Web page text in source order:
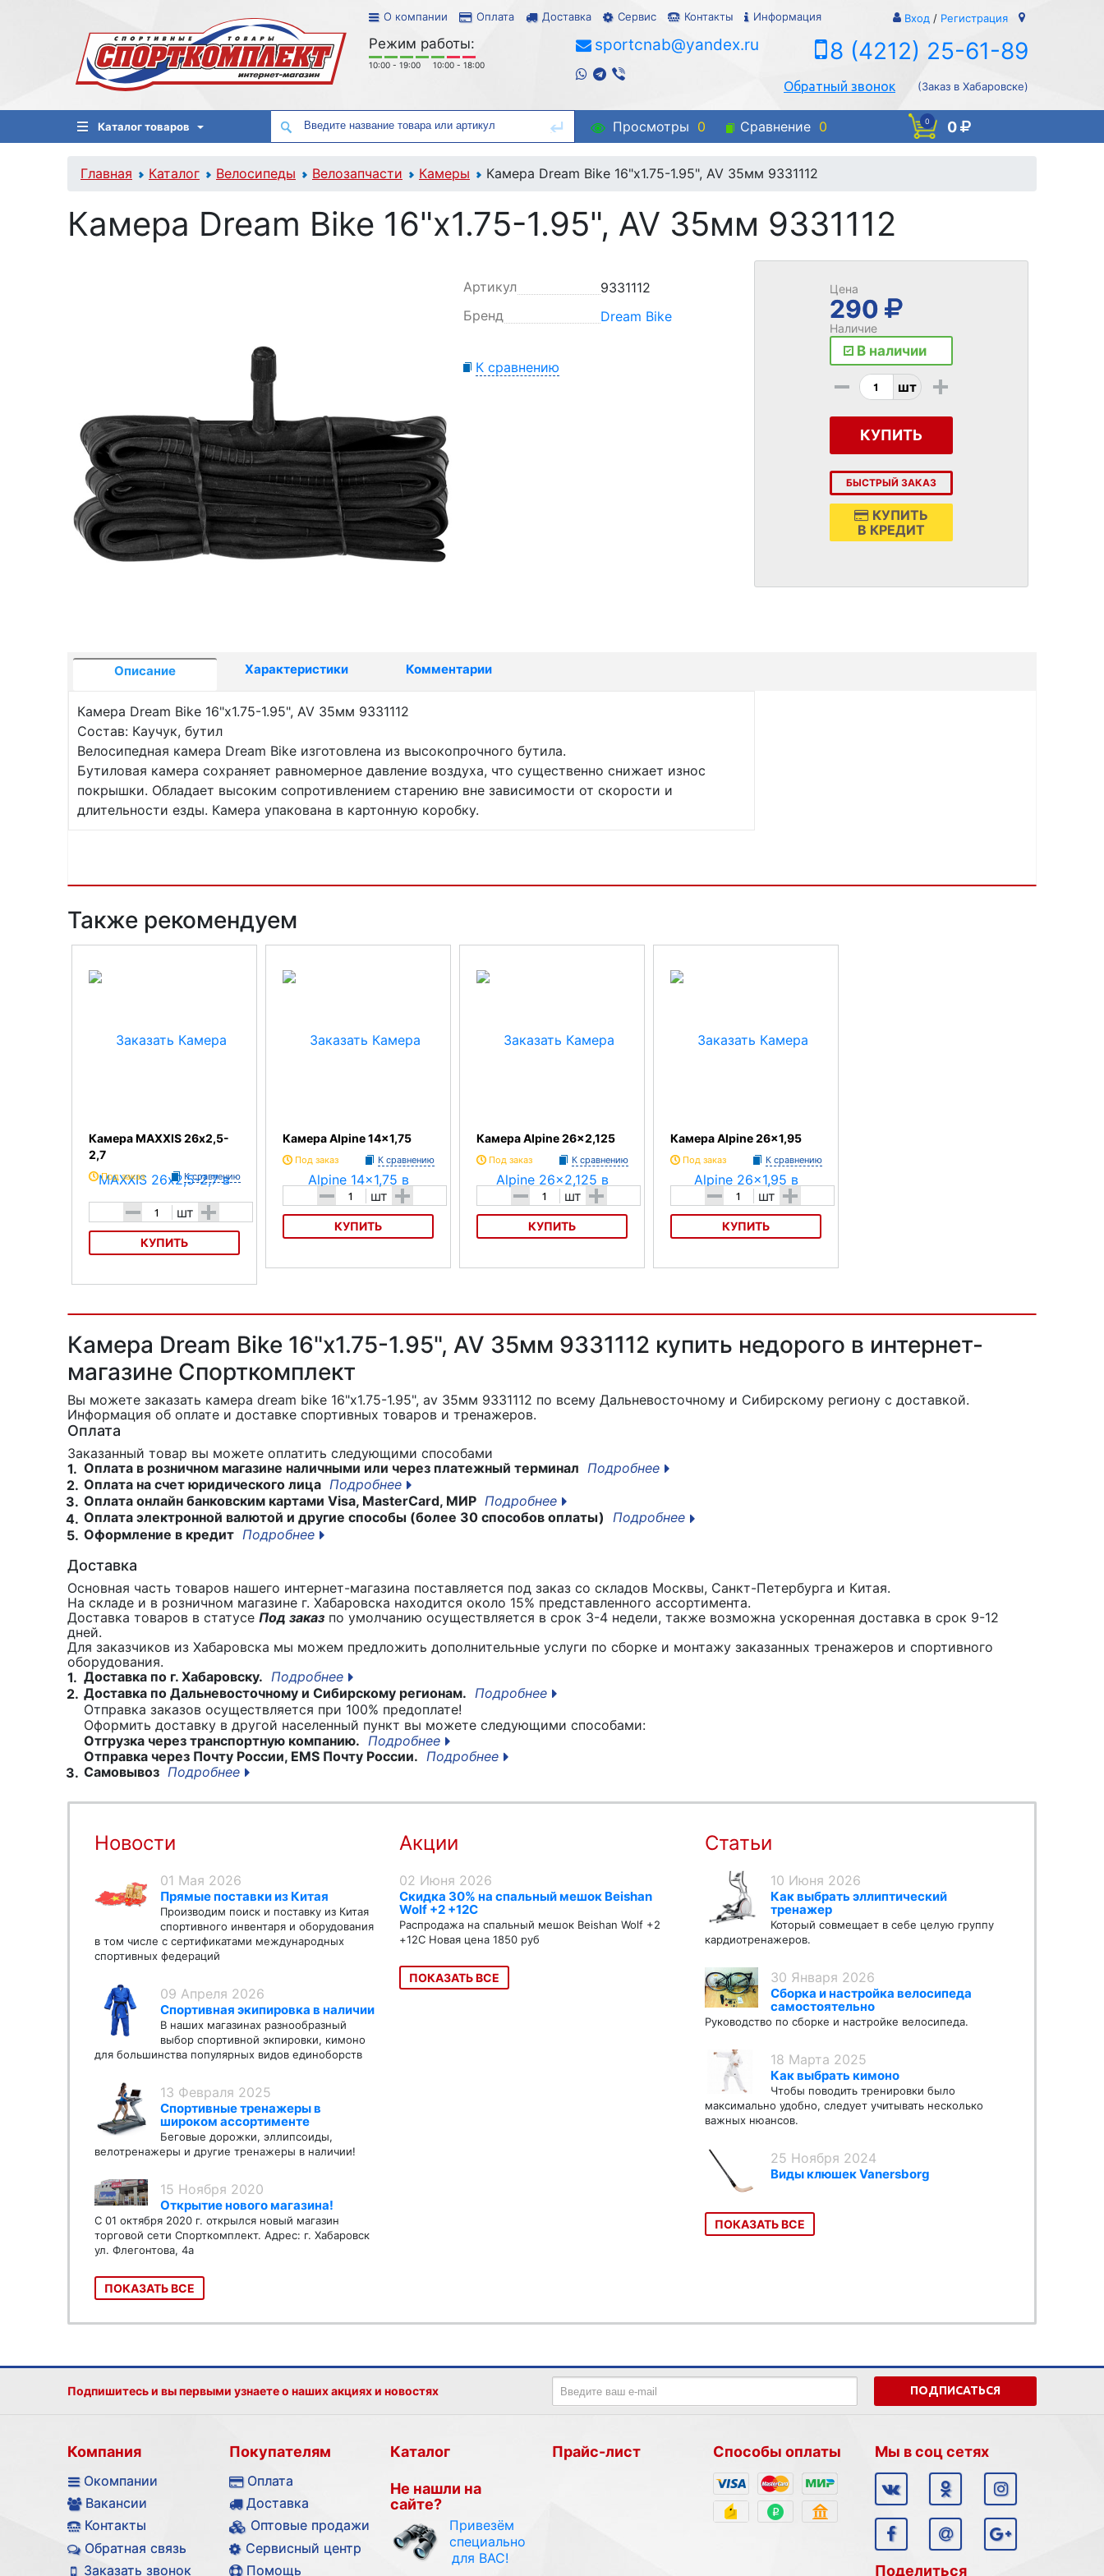
О компании Оплата Доставка Сервис Контакты Информация Вход / Регистрация
Режим работы:
10:00 - 19:00 10:00 - 18:00
sportcnab@yandex.ru 8 (4212) 25-61-89
Обратный звонок (Заказ в Хабаровске)
Каталог товаров Просмотры 0 Сравнение 0 0 0
Главная Каталог Велосипеды Велозапчасти Камеры Камера Dream Bike 16"x1.75-1.95", AV 35мм 9331112
Камера Dream Bike 16"x1.75-1.95", AV 35мм 9331112
Артикул
9331112
Бренд
Dream Bike
К сравнению
Цена
290
Наличие
В наличии
- шт +
КУПИТЬ
БЫСТРЫЙ ЗАКАЗ
КУПИТЬ
В КРЕДИТ
Описание Характеристики Комментарии
Камера Dream Bike 16"x1.75-1.95", AV 35мм 9331112
Состав: Каучук, бутил
Велосипедная камера Dream Bike изготовлена из высокопрочного бутила.
Бутиловая камера сохраняет равномерное давление воздуха, что существенно снижает износ
покрышки. Обладает высоким сопротивлением старению вне зависимости от скорости и
длительности езды. Камера упакована в картонную коробку.
Также рекомендуем
Камера MAXXIS 26х2,5-
2,7
Под заказ К сравнению
- шт +
КУПИТЬ
Камера Alpine 14x1,75
Под заказ К сравнению
- шт +
КУПИТЬ
Камера Alpine 26x2,125
Под заказ К сравнению
- шт +
КУПИТЬ
Камера Alpine 26x1,95
Под заказ К сравнению
- шт +
КУПИТЬ
Камера Dream Bike 16"x1.75-1.95", AV 35мм 9331112 купить недорого в интернет-
магазине Спорткомплект
Вы можете заказать камера dream bike 16"x1.75-1.95", av 35мм 9331112 по всему Дальневосточному и Сибирскому региону с доставкой.
Информация об оплате и доставке спортивных товаров и тренажеров.
Оплата
Заказанный товар вы можете оплатить следующими способами
1. Оплата в розничном магазине наличными или через платежный терминал Подробнее
2. Оплата на счет юридического лица Подробнее
3. Оплата онлайн банковским картами Visa, MasterCard, МИР Подробнее
4. Оплата электронной валютой и другие способы (более 30 способов оплаты) Подробнее
5. Оформление в кредит Подробнее
Доставка
Основная часть товаров нашего интернет-магазина поставляется под заказ со складов Москвы, Санкт-Петербурга и Китая.
На складе и в розничном магазине г. Хабаровска находится около 15% представленного ассортимента.
Доставка товаров в статусе Под заказ по умолчанию осуществляется в срок 3-4 недели, также возможна ускоренная доставка в срок 9-12
дней.
Для заказчиков из Хабаровска мы можем предложить дополнительные услуги по сборке и монтажу заказанных тренажеров и спортивного
оборудования.
1. Доставка по г. Хабаровску. Подробнее
2. Доставка по Дальневосточному и Сибирскому регионам. Подробнее
Отправка заказов осуществляется при 100% предоплате!
Оформить доставку в другой населенный пункт вы можете следующими способами:
Отгрузка через транспортную компанию. Подробнее
Отправка через Почту России, EMS Почту России. Подробнее
3. Самовывоз Подробнее
Новости
01 Мая 2026
Прямые поставки из Китая
Производим поиск и поставку из Китая
спортивного инвентаря и оборудования
в том числе с сертификатами международных
спортивных федераций
09 Апреля 2026
Спортивная экипировка в наличии
В наших магазинах разнообразный
выбор спортивной экпировки, кимоно
для большинства популярных видов единоборств
13 Февраля 2025
Спортивные тренажеры в
широком ассортименте
Беговые дорожки, эллипсоиды,
велотренажеры и другие тренажеры в наличии!
15 Ноября 2020
Открытие нового магазина!
С 01 октября 2020 г. открылся новый магазин
торговой сети Спорткомплект. Адрес: г. Хабаровск
ул. Флегонтова, 4а
ПОКАЗАТЬ ВСЕ
Акции
02 Июня 2026
Скидка 30% на спальный мешок Beishan
Wolf +2 +12C
Распродажа на спальный мешок Beishan Wolf +2
+12C Новая цена 1850 руб
ПОКАЗАТЬ ВСЕ
Статьи
10 Июня 2026
Как выбрать эллиптический
тренажер
Который совмещает в себе целую группу
кардиотренажеров.
30 Января 2026
Сборка и настройка велосипеда
самостоятельно
Руководство по сборке и настройке велосипеда.
18 Марта 2025
Как выбрать кимоно
Чтобы поводить тренировки было
максимально удобно, следует учитывать несколько
важных нюансов.
25 Ноября 2024
Виды клюшек Vanersborg
ПОКАЗАТЬ ВСЕ
Подпишитесь и вы первыми узнаете о наших акциях и новостях ПОДПИСАТЬСЯ
Компания
Окомпании
Вакансии
Контакты
Обратная связь
Заказать звонок
Покупателям
Оплата
Доставка
Оптовые продажи
Сервисный центр
Помощь
Каталог
Не нашли на
сайте?
Привезём
специально
для ВАС!
Прайс-лист Способы оплаты Мы в соц сетях
Поделиться